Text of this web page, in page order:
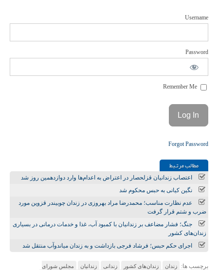
Username
Password
Forgot Password
مطالب مرتـبط
اعتصاب زندانیان قزلحصار در اعتراض به اعدام‌ها وارد دوازدهمین روز شد
نگین کیانی به حبس محکوم شد
عدم نظارت مناسب؛ محمدرضا مراد بهروزی در زندان چوبیندر قزوین مورد
ضرب و شتم قرار گرفت
جنگ؛ فشار مضاعف بر زندانیان با کمبود آب، غذا و خدمات درمانی در بسیاری
زندان‌های کشور
اجرای حکم حبس؛ فرشاد فرجی بازداشت و به زندان میاندوآب منتقل شد
برچسب ها: زندان زندان‌های کشور زندانی زندانیان مجلس شورای